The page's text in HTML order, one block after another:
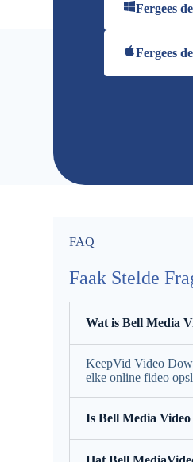
Fergees
Fergees
FAQ
Faak Stelde
Wat is Bell Media
KeepVid Video
elke online fideo
Is Bell Media